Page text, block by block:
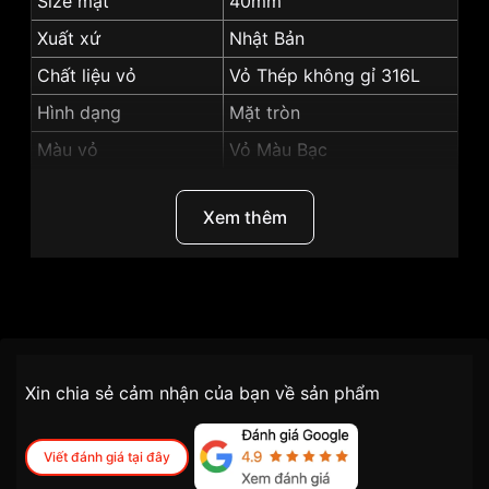
Xuất xứ
Nhật Bản
Chất liệu vỏ
Vỏ Thép không gỉ 316L
Hình dạng
Mặt tròn
Màu vỏ
Vỏ Màu Bạc
Xem thêm
Đối tượng sử dụng Nam
Dòng máy Cơ / Automatic
tiện lợi –
nhanh chóng – minh bạch
Xin chia sẻ cảm nhận của bạn về sản phẩm
Viết đánh giá tại đây